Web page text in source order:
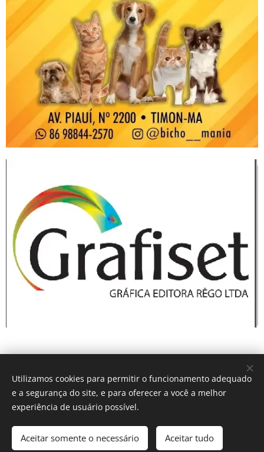
© 2016 The Crosshairs / Nenhuma guitarra foi quebrada na
construção deste site.
Desenvolvido porWebnode Cookies
Utilizamos cookies para permitir o funcionamento adequado
e a segurança do site, e para oferecer a você a melhor
experiência de usuário possível.
Aceitar somente o necessário Aceitar tudo